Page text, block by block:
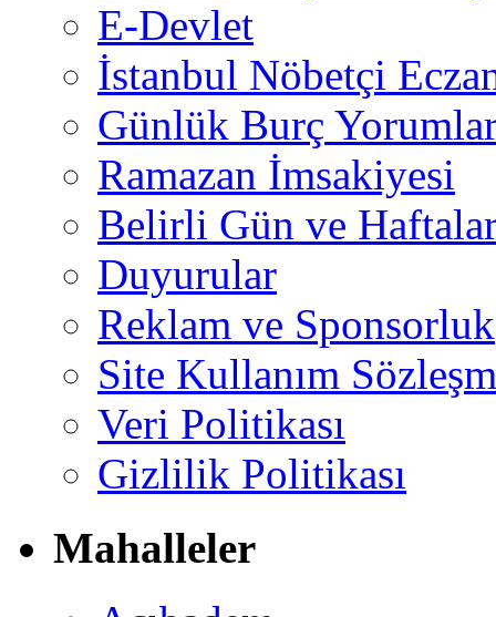
E-Devlet
İstanbul Nöbetçi
Günlük Burç
Ramazan İmsakiyesi
Belirli Gün ve
Duyurular
Reklam ve Sponsorluk
Site Kullanım
Veri Politikası
Gizlilik Politikası
Mahalleler